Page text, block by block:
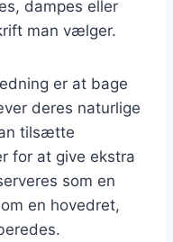
dampes eller
man vælger.
er at bage
deres naturlige
tilsætte
for at give ekstra
som en
en hovedret,